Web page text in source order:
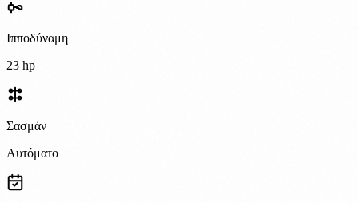
Ιπποδύναμη
23 hp
Σασμάν
Αυτόματο